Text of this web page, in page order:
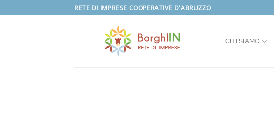
ai
RETE DI IMPRESE COOPERATIVE D'ABRUZZO
CHI SIAMO